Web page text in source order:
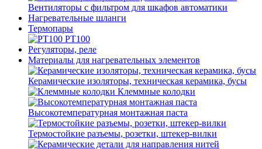
Вентиляторы с фильтром для шкафов автоматики
Нагревательные шланги
Термопары
PT100
Регуляторы, реле
Материалы для нагревательных элементов
Керамические изоляторы, техническая керамика, бусы
Клеммные колодки
Высокотемпературная монтажная паста
Термостойкие разъемы, розетки, штекер-вилки